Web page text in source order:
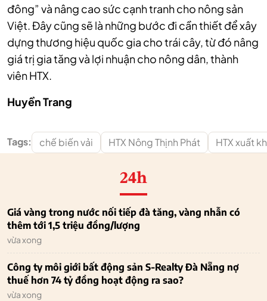
đông” và nâng cao sức cạnh tranh cho nông sản
Việt. Đây cũng sẽ là những bước đi cần thiết để xây
dựng thương hiệu quốc gia cho trái cây, từ đó nâng
giá trị gia tăng và lợi nhuận cho nông dân, thành
viên HTX.
Huyền Trang
Tags: chế biến vải HTX Nông Thịnh Phát HTX xuất
24h
Giá vàng trong nước nối tiếp đà tăng, vàng nhẫn có
thêm tới 1,5 triệu đồng/lượng
vừa xong
Công ty môi giới bất động sản S-Realty Đà Nẵng nợ
thuế hơn 74 tỷ đồng hoạt động ra sao?
vừa xong